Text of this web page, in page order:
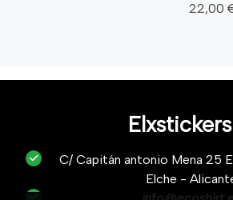
22,00
Elxstickers
C/ Capitán antonio Mena 25
Elche -